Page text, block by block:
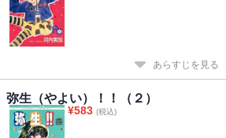
あらすじを見る
弥生（やよい）！！（２）
¥583 (税込)